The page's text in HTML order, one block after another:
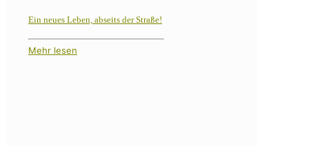
Ein neues Leben, abseits der Straße!
Mehr lesen